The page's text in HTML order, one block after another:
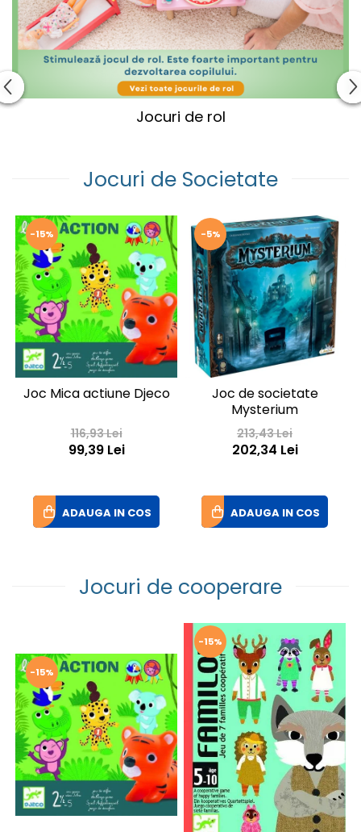
Jocuri de rol
Jocuri de Societate
-15%
Joc Mica actiune Djeco
116,93 Lei
99,39 Lei
ADAUGA IN COS
-5%
Joc de societate
Mysterium
213,43 Lei
202,34 Lei
ADAUGA IN COS
Jocuri de cooperare
-15%
-15%